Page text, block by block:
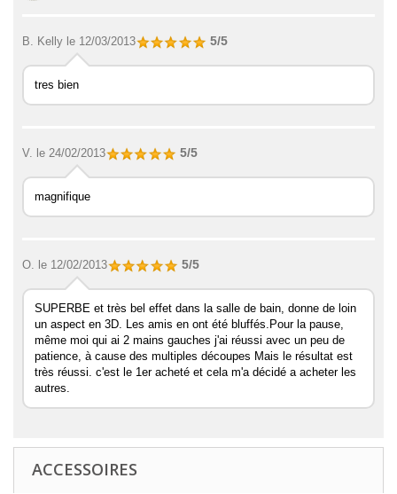
B. Kelly le 12/03/2013 5/5
tres bien
V. le 24/02/2013 5/5
magnifique
O. le 12/02/2013 5/5
SUPERBE et très bel effet dans la salle de bain, donne de loin
un aspect en 3D. Les amis en ont été bluffés.Pour la pause,
même moi qui ai 2 mains gauches j'ai réussi avec un peu de
patience, à cause des multiples découpes Mais le résultat est
très réussi. c'est le 1er acheté et cela m'a décidé a acheter les
autres.
ACCESSOIRES